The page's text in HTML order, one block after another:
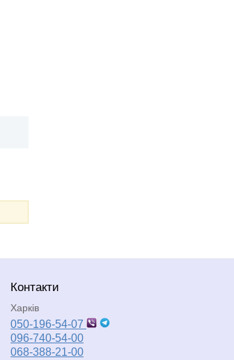
Контакти
Харків
050-196-54-07
096-740-54-00
068-388-21-00